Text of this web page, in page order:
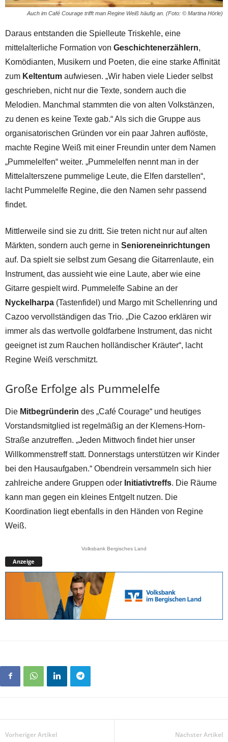
Auch im Café Courage trifft man Regine Weiß häufig an. (Foto: © Martina Hörle)
Daraus entstanden die Spielleute Triskehle, eine
mittelalterliche Formation von Geschichtenerzählern,
Komödianten, Musikern und Poeten, die eine starke Affinität
zum Keltentum aufwiesen. „Wir haben viele Lieder selbst
geschrieben, nicht nur die Texte, sondern auch die
Melodien. Manchmal stammten die von alten Volkstänzen,
zu denen es keine Texte gab.“ Als sich die Gruppe aus
organisatorischen Gründen vor ein paar Jahren auflöste,
machte Regine Weiß mit einer Freundin unter dem Namen
„Pummelelfen“ weiter. „Pummelelfen nennt man in der
Mittelalterszene pummelige Leute, die Elfen darstellen“,
lacht Pummelelfe Regine, die den Namen sehr passend
findet.
Mittlerweile sind sie zu dritt. Sie treten nicht nur auf alten
Märkten, sondern auch gerne in Senioreneinrichtungen
auf. Da spielt sie selbst zum Gesang die Gitarrenlaute, ein
Instrument, das aussieht wie eine Laute, aber wie eine
Gitarre gespielt wird. Pummelelfe Sabine an der
Nyckelharpa (Tastenfidel) und Margo mit Schellenring und
Cazoo vervollständigen das Trio. „Die Cazoo erklären wir
immer als das wertvolle goldfarbene Instrument, das nicht
geeignet ist zum Rauchen holländischer Kräuter“, lacht
Regine Weiß verschmitzt.
Große Erfolge als Pummelelfe
Die Mitbegründerin des „Café Courage“ und heutiges
Vorstandsmitglied ist regelmäßig an der Klemens-Horn-
Straße anzutreffen. „Jeden Mittwoch findet hier unser
Willkommenstreff statt. Donnerstags unterstützen wir Kinder
bei den Hausaufgaben.“ Obendrein versammeln sich hier
zahlreiche andere Gruppen oder Initiativtreffs. Die Räume
kann man gegen ein kleines Entgelt nutzen. Die
Koordination liegt ebenfalls in den Händen von Regine
Weiß.
Volksbank Bergisches Land
Anzeige
Vorheriger Artikel Nächster Artikel